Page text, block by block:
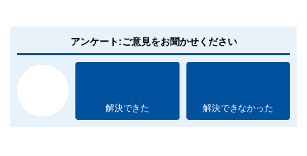
アンケート:ご意見をお聞かせください
解決できた 解決できなかった